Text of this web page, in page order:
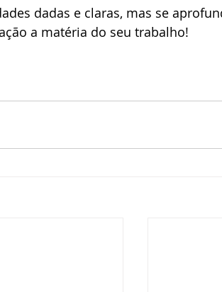
dadas e claras, mas se
a matéria do seu trabalho!